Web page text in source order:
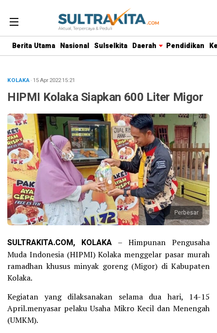
Berita Utama Nasional Sulselkita Daerah Pendidikan
KOLAKA· 15 Apr 202215:21
HIPMI Kolaka Siapkan 600 Liter Migor
Perbesar
SULTRAKITA.COM, KOLAKA – Himpunan Pengusaha
Muda Indonesia (HIPMI) Kolaka menggelar pasar murah
ramadhan khusus minyak goreng (Migor) di Kabupaten
Kolaka.
Kegiatan yang dilaksanakan selama dua hari, 14-15
April.menyasar pelaku Usaha Mikro Kecil dan Menengah
(UMKM).